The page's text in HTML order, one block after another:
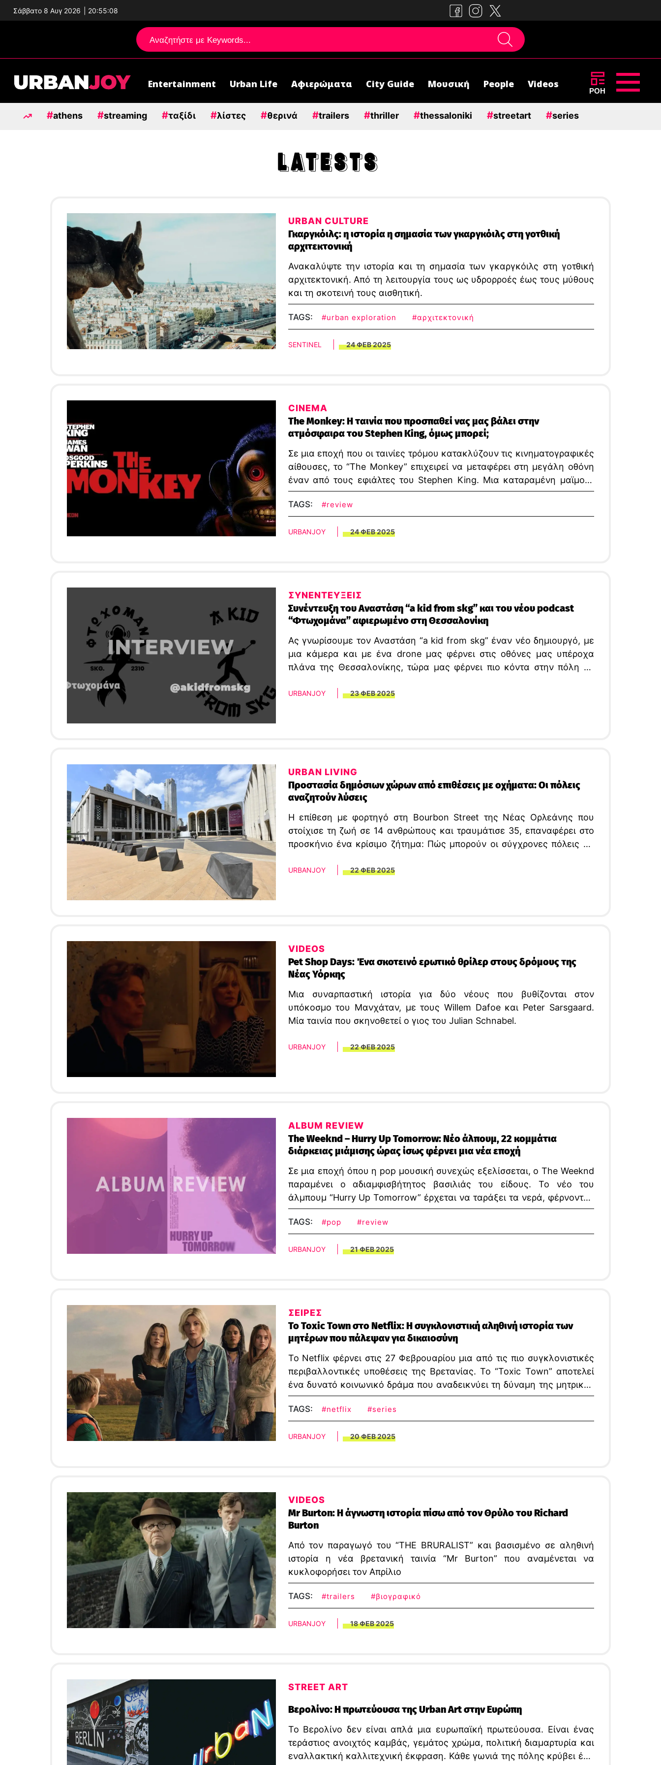
Σάββατο 8 Αυγ 2026 20:55:09
Μεταπηδήστε
στο
περιεχόμενο
Entertainment Urban Life Αφιερώματα City Guide Μουσική People Videos
ΡΟΗ
#athens #streaming #ταξίδι #λίστες #θερινά #trailers #thriller #thessaloniki #streetart #series
LATESTS
URBAN CULTURE
Γκαργκόιλς: η ιστορία η σημασία των γκαργκόιλς στη γοτθική
αρχιτεκτονική
Ανακαλύψτε την ιστορία και τη σημασία των γκαργκόιλς στη γοτθική
αρχιτεκτονική. Από τη λειτουργία τους ως υδρορροές έως τους μύθους
και τη σκοτεινή τους αισθητική.
TAGS: #urban exploration #αρχιτεκτονική
SENTINEL 24 ΦΕΒ 2025
CINEMA
The Monkey: H ταινία που προσπαθεί νας μας βάλει στην
ατμόσφαιρα του Stephen King, όμως μπορεί;
Σε μια εποχή που οι ταινίες τρόμου κατακλύζουν τις κινηματογραφικές
αίθουσες, το “The Monkey” επιχειρεί να μεταφέρει στη μεγάλη οθόνη
έναν από τους εφιάλτες του Stephen King. Μια καταραμένη μαϊμού-
παιχνίδι γίνεται ο καταλύτης για μια σειρά από αιματηρά γεγονότα, σε
μια ταινία που υπόσχεται πολλά αλλά παραδίδει λίγα.
TAGS: #review
URBANJOY 24 ΦΕΒ 2025
ΣΥΝΕΝΤΕΥΞΕΙΣ
Συνέντευξη του Αναστάση “a kid from skg” και του νέου podcast
“Φτωχομάνα” αφιερωμένο στη Θεσσαλονίκη
Ας γνωρίσουμε τον Αναστάση “a kid from skg” έναν νέο δημιουργό, με
μια κάμερα και με ένα drone μας φέρνει στις οθόνες μας υπέροχα
πλάνα της Θεσσαλονίκης, τώρα μας φέρνει πιο κόντα στην πόλη με
URBANJOY 23 ΦΕΒ 2025
URBAN LIVING
Προστασία δημόσιων χώρων από επιθέσεις με οχήματα: Οι πόλεις
αναζητούν λύσεις
Η επίθεση με φορτηγό στη Bourbon Street της Νέας Ορλεάνης που
στοίχισε τη ζωή σε 14 ανθρώπους και τραυμάτισε 35, επαναφέρει στο
προσκήνιο ένα κρίσιμο ζήτημα: Πώς μπορούν οι σύγχρονες πόλεις να
οχήματα; Η απάντηση κρύβεται σε ένα πολύπλοκο μείγμα σχεδιασμού,
URBANJOY 22 ΦΕΒ 2025
VIDEOS
Pet Shop Days: Ένα σκοτεινό ερωτικό θρίλερ στους δρόμους της
Νέας Υόρκης
Μια συναρπαστική ιστορία για δύο νέους που βυθίζονται στον
υπόκοσμο του Μανχάταν, με τους Willem Dafoe και Peter Sarsgaard.
Μία ταινία που σκηνοθετεί ο γιος του Julian Schnabel.
URBANJOY 22 ΦΕΒ 2025
ALBUM REVIEW
The Weeknd – Hurry Up Tomorrow: Νέο άλπουμ, 22 κομμάτια
διάρκειας μιάμισης ώρας ίσως φέρνει μια νέα εποχή
Σε μια εποχή όπου η pop μουσική συνεχώς εξελίσσεται, ο The Weeknd
παραμένει ο αδιαμφισβήτητος βασιλιάς του είδους. Το νέο του
άλμπουμ “Hurry Up Tomorrow” έρχεται να ταράξει τα νερά, φέρνοντας
μαζί του ερωτήματα για το μέλλον ενός από τους πιο επιδραστικούς
καλλιτέχνες της γενιάς μας.
TAGS: #pop #review
URBANJOY 21 ΦΕΒ 2025
ΣΕΙΡΕΣ
To Toxic Town στο Netflix: Η συγκλονιστική αληθινή ιστορία των
μητέρων που πάλεψαν για δικαιοσύνη
Το Netflix φέρνει στις 27 Φεβρουαρίου μια από τις πιο συγκλονιστικές
περιβαλλοντικές υποθέσεις της Βρετανίας. Το “Toxic Town” αποτελεί
ένα δυνατό κοινωνικό δράμα που αναδεικνύει τη δύναμη της μητρικής
αγάπης και τον αγώνα για περιβαλλοντική δικαιοσύνη.
TAGS: #netflix #series
URBANJOY 20 ΦΕΒ 2025
VIDEOS
Mr Burton: Η άγνωστη ιστορία πίσω από τον Θρύλο του Richard
Burton
Από τον παραγωγό του “THE BRURALIST” και βασισμένο σε αληθινή
ιστορία η νέα βρετανική ταινία “Mr Burton” που αναμένεται να
κυκλοφορήσει τον Απρίλιο
TAGS: #trailers #βιογραφικό
URBANJOY 18 ΦΕΒ 2025
STREET ART
Βερολίνο: Η πρωτεύουσα της Urban Art στην Ευρώπη
Το Βερολίνο δεν είναι απλά μια ευρωπαϊκή πρωτεύουσα. Είναι ένας
τεράστιος ανοιχτός καμβάς, γεμάτος χρώμα, πολιτική διαμαρτυρία και
εναλλακτική καλλιτεχνική έκφραση. Κάθε γωνιά της πόλης κρύβει ένα